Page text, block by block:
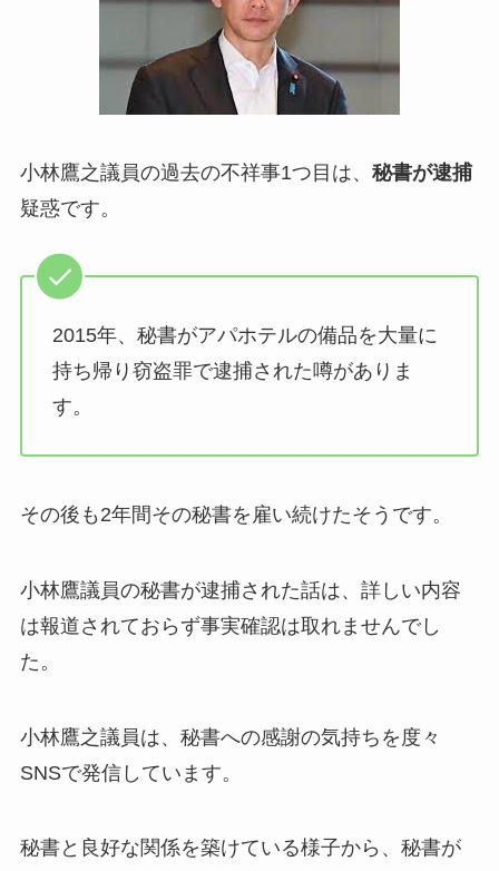
小林鷹之議員の過去の不祥事1つ目は、 秘書が逮捕
疑惑です。
2015年、秘書がアパホテルの備品を大量に
持ち帰り窃盗罪で逮捕された噂がありま
す。
その後も2年間その秘書を雇い続けたそうです。
小林鷹議員の秘書が逮捕された話は、詳しい内容
は報道されておらず事実確認は取れませんでし
た。
小林鷹之議員は、秘書への感謝の気持ちを度々
SNSで発信しています。
秘書と良好な関係を築けている様子から、秘書が